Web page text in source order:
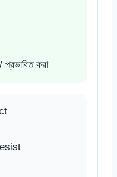
প্রভাবিত করা